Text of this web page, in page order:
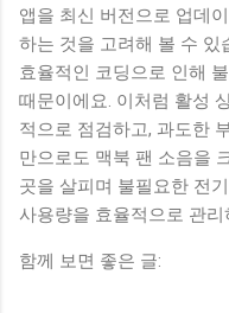
앱을 최신 버전으로 업데
하는 것을 고려해 볼 수 있
효율적인 코딩으로 인해
때문이에요. 이처럼 활성
적으로 점검하고, 과도한
만으로도 맥북 팬 소음을
곳을 살피며 불필요한 전
사용량을 효율적으로 관
함께 보면 좋은 글: